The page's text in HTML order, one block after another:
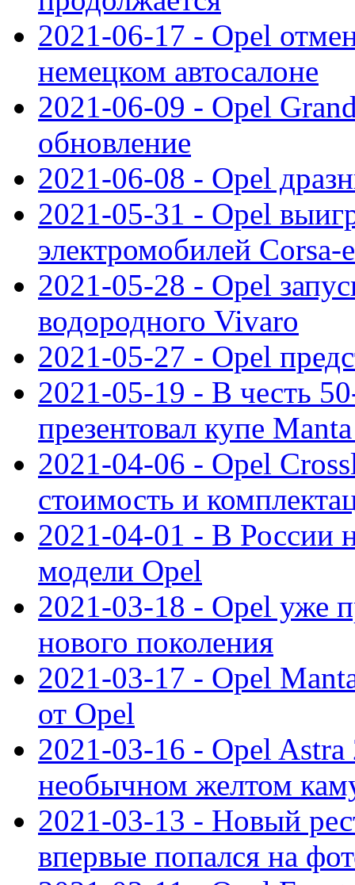
2021-06-17 - Opel
немецком автосалоне
2021-06-09 - Opel
обновление
2021-06-08 - Opel
2021-05-31 - Opel
электромобилей Corsa-e
2021-05-28 - Opel
водородного Vivaro
2021-05-27 - Opel
2021-05-19 - В честь
презентовал купе
2021-04-06 - Opel
стоимость и
2021-04-01 - В России
модели Opel
2021-03-18 - Opel уже
нового поколения
2021-03-17 - Opel
от Opel
2021-03-16 - Opel Astra
необычном желтом
2021-03-13 - Новый
впервые попался на